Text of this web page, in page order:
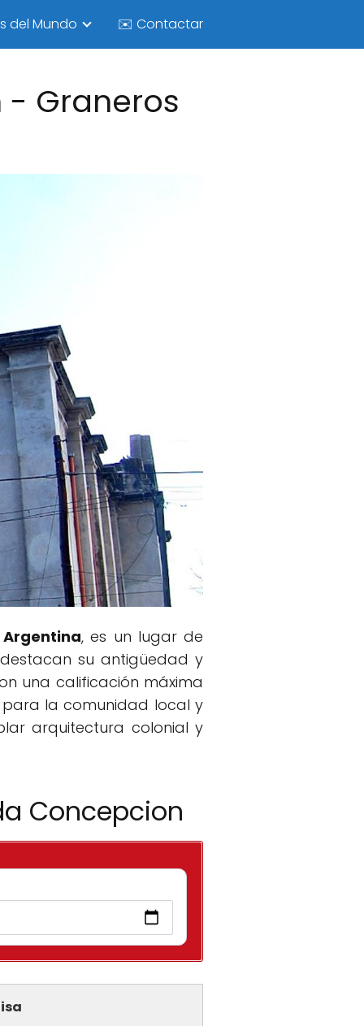
del Mundo ✉️ Contactar
Graneros
, es un lugar de
su antigüedad y
una calificación máxima
para la comunidad local y
arquitectura colonial y
Concepcion